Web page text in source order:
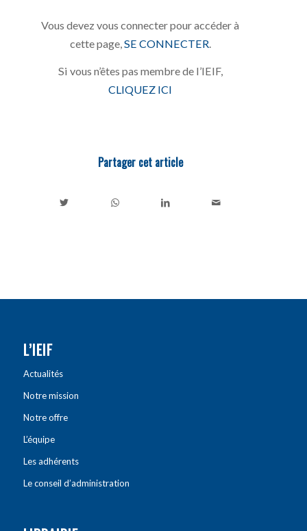
Vous devez vous connecter pour accéder à
cette page, SE CONNECTER
Si vous n’êtes pas membre de l’IEIF,
CLIQUEZ ICI
Partager cet article
L’IEIF
Actualités
Notre mission
Notre offre
L’équipe
Les adhérents
Le conseil d’administration